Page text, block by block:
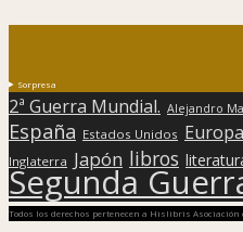
Sorpresa
2ª Guerra Mundial. Alejandro
España Estados Unidos Europa
Inglaterra Japón libros
Segunda
Todos los derechos pertenecen a Hislibris